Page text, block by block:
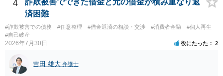
4
済困難
#詐欺被害での債務 #任意整理 #借金返済の相談・交渉 #消費者金融
#個人再生
#自己破産
2026年7月30日 役にたった 2
吉田 雄大 弁護士